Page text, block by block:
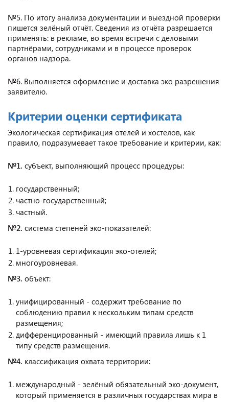
№5. По итогу анализа документации и выездной проверки
пишется зелёный отчёт. Сведения из отчёта разрешается
применять: в рекламе, во время встречи с деловыми
партнёрами, сотрудниками и в процессе проверок
органов надзора.
№6. Выполняется оформление и доставка эко разрешения
заявителю.
Критерии оценки сертификата
Экологическая сертификация отелей и хостелов, как
правило, подразумевает такое требование и критерии, как:
№1. субъект, выполняющий процесс процедуры:
государственный;
частно-государственный;
частный.
№2. система степеней эко-показателей:
1-уровневая сертификация эко-отелей;
многоуровневая.
№3. объект:
унифицированный - содержит требование по
соблюдению правил к нескольким типам средств
размещения;
дифференцированный - имеющий правила лишь к 1
типу средств размещения.
№4. классификация охвата территории:
международный - зелёный обязательный эко-документ,
который применяется в различных государствах мира в